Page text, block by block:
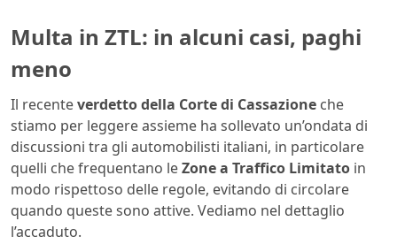
Multa in ZTL: in alcuni casi, paghi
meno
Il recenteverdetto della Corte di Cassazione che
stiamo per leggere assieme ha sollevato un’ondata di
discussioni tra gli automobilisti italiani, in particolare
quelli che frequentano leZone a Traffico Limitato in
modo rispettoso delle regole, evitando di circolare
quando queste sono attive. Vediamo nel dettaglio
l’accaduto.